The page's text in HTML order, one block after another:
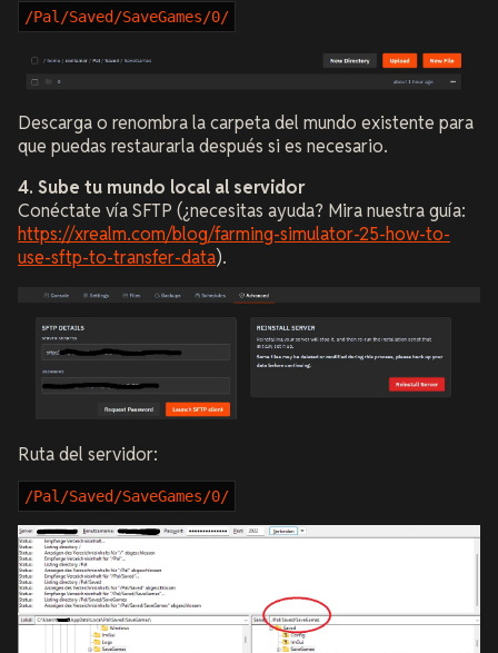
/Pal/Saved/SaveGames/0/
Descarga o renombra la carpeta del mundo existente para
que puedas restaurarla después si es necesario.
4. Sube tu mundo local al servidor
Conéctate vía SFTP (¿necesitas ayuda? Mira nuestra guía:
https://xrealm.com/blog/farming-simulator-25-how-to-
use-sftp-to-transfer-data).
Ruta del servidor:
/Pal/Saved/SaveGames/0/